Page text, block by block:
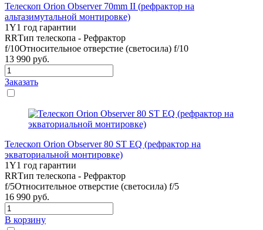
Телескоп Orion Observer 70mm II (рефрактор на
альтазимутальной монтировке)
1Y1 год гарантии
RRТип телескопа - Рефрактор
f/10Относительное отверстие (светосила) f/10
13 990 руб.
Заказать
Телескоп Orion Observer 80 ST EQ (рефрактор на
экваториальной монтировке)
1Y1 год гарантии
RRТип телескопа - Рефрактор
f/5Относительное отверстие (светосила) f/5
16 990 руб.
В корзину